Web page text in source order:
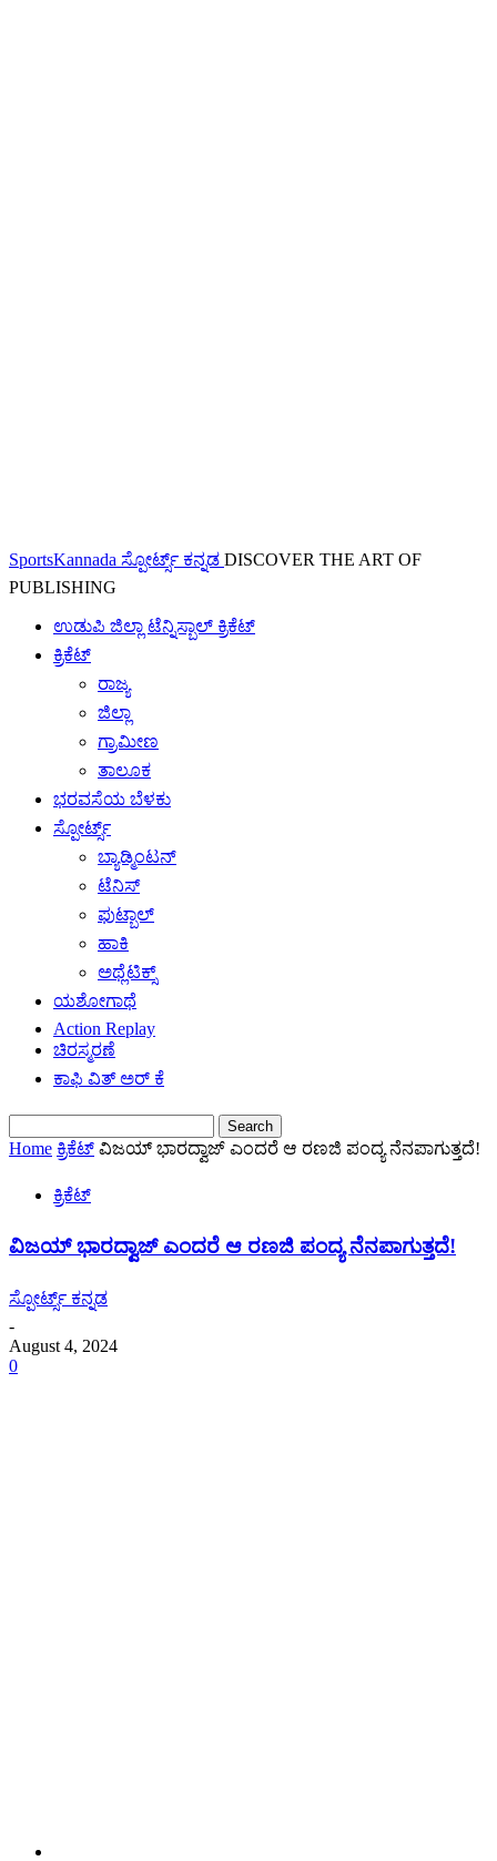
SportsKannada ಸ್ಪೋರ್ಟ್ಸ್ ಕನ್ನಡ DISCOVER THE ART OF
PUBLISHING
ಉಡುಪಿ ಜಿಲ್ಲಾ ಟೆನ್ನಿಸ್ಬಾಲ್ ಕ್ರಿಕೆಟ್
ಕ್ರಿಕೆಟ್
ರಾಜ್ಯ
ಜಿಲ್ಲಾ
ಗ್ರಾಮೀಣ
ತಾಲೂಕ
ಭರವಸೆಯ ಬೆಳಕು
ಸ್ಪೋರ್ಟ್ಸ್
ಬ್ಯಾಡ್ಮಿಂಟನ್
ಟೆನಿಸ್
ಫುಟ್ಬಾಲ್
ಹಾಕಿ
ಅಥ್ಲೆಟಿಕ್ಸ್
ಯಶೋಗಾಥೆ
Action Replay
ಚಿರಸ್ಮರಣೆ
ಕಾಫಿ ವಿತ್ ಅರ್ ಕೆ
Home ಕ್ರಿಕೆಟ್ ವಿಜಯ್ ಭಾರದ್ವಾಜ್ ಎಂದರೆ ಆ ರಣಜಿ ಪಂದ್ಯ ನೆನಪಾಗುತ್ತದೆ!
ಕ್ರಿಕೆಟ್
ವಿಜಯ್ ಭಾರದ್ವಾಜ್ ಎಂದರೆ ಆ ರಣಜಿ ಪಂದ್ಯ ನೆನಪಾಗುತ್ತದೆ!
ಸ್ಪೋರ್ಟ್ಸ್ ಕನ್ನಡ
-
August 4, 2024
0